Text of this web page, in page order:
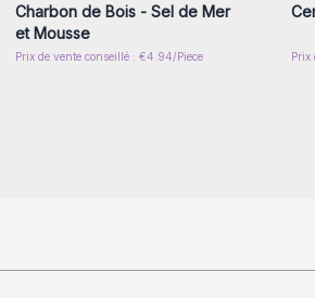
Charbon de Bois - Sel de Mer
et Mousse
Prix de vente conseillé : €4.94/Piece Prix